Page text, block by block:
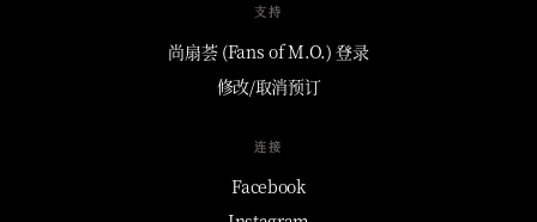
支持
尚扇荟 (Fans of M.O.) 登录
修改/取消预订
连接
Facebook